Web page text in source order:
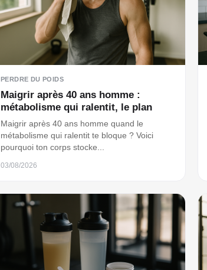
PERDRE DU POIDS
Maigrir après 40 ans homme :
métabolisme qui ralentit, le plan
Maigrir après 40 ans homme quand le
métabolisme qui ralentit te bloque ? Voici
pourquoi ton corps stocke...
03/08/2026